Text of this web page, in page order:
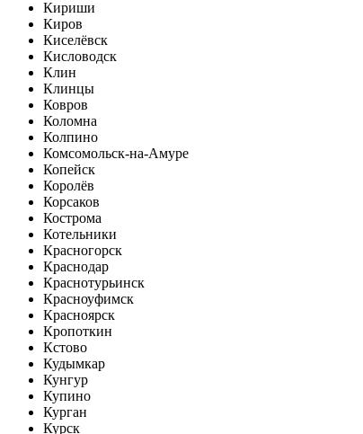
Кириши
Киров
Киселёвск
Кисловодск
Клин
Клинцы
Ковров
Коломна
Колпино
Комсомольск-на-Амуре
Копейск
Королёв
Корсаков
Кострома
Котельники
Красногорск
Краснодар
Краснотурьинск
Красноуфимск
Красноярск
Кропоткин
Кстово
Кудымкар
Кунгур
Купино
Курган
Курск